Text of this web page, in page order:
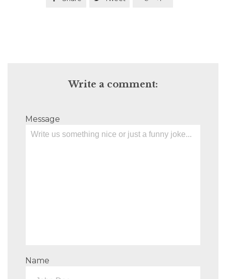
Write a comment:
Message
Name